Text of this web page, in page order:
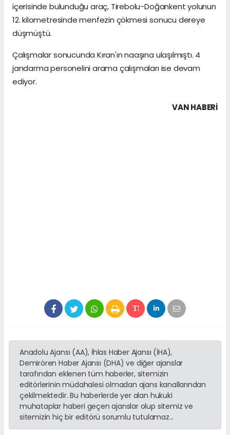
içerisinde bulunduğu araç, Tirebolu-Doğankent yolunun
12. kilometresinde menfezin çökmesi sonucu dereye
düşmüştü.
Çalışmalar sonucunda Kıran'ın naaşına ulaşılmıştı. 4
jandarma personelini arama çalışmaları ise devam
ediyor.
VAN HABERİ
Anadolu Ajansı (AA), İhlas Haber Ajansı (İHA),
Demirören Haber Ajansı (DHA) ve diğer ajanslar
tarafından eklenen tüm haberler, sitemizin
editörlerinin müdahalesi olmadan ajans kanallarından
çekilmektedir. Bu haberlerde yer alan hukuki
muhataplar haberi geçen ajanslar olup sitemiz ve
sitemizin hiç bir editörü sorumlu tutulamaz...